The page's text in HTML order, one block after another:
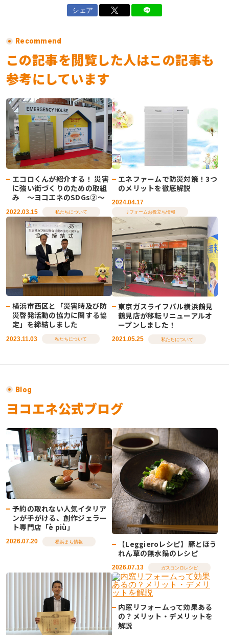
シェア
Recommend
この記事を閲覧した人はこの記事も
参考にしています
エコロくんが紹介する！ 災害
に強い街づくりのための取組
み ～ヨコエネのSDGs②～
2022.03.15 私たちについて
エネファームで防災対策！3つ
のメリットを徹底解説
2024.04.17
リフォームお役立ち情報
横浜市西区と「災害時及び防
災啓発活動の協力に関する協
定」を締結しました
2023.11.03 私たちについて
東京ガスライフバル横浜鶴見
鶴見店が移転リニューアルオ
ープンしました！
2021.05.25 私たちについて
Blog
ヨコエネ公式ブログ
予約の取れない人気イタリア
ンが手がける、創作ジェラー
ト専門店「è più」
2026.07.20 横浜まち情報
【Leggieroレシピ】豚とほう
れん草の無水鍋のレシピ
2026.07.13 ガスコンロレシピ
内窓リフォームって効果ある
の？メリット・デメリットを
解説